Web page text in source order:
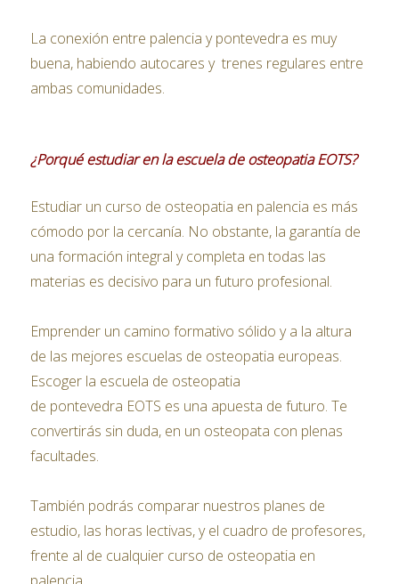
La conexión entre palencia y pontevedra es muy
buena, habiendo autocares y trenes regulares entre
ambas comunidades.
¿Porqué estudiar en la escuela de osteopatia EOTS?
Estudiar un curso de osteopatia en palencia es más
cómodo por la cercanía. No obstante, la garantía de
una formación integral y completa en todas las
materias es decisivo para un futuro profesional.
Emprender un camino formativo sólido y a la altura
de las mejores escuelas de osteopatia europeas.
Escoger la escuela de osteopatia
de pontevedra EOTS es una apuesta de futuro. Te
convertirás sin duda, en un osteopata con plenas
facultades.
También podrás comparar nuestros planes de
estudio, las horas lectivas, y el cuadro de profesores,
frente al de cualquier curso de osteopatia en